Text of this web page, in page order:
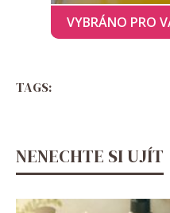
TAGS:
NENECHTE SI UJÍT